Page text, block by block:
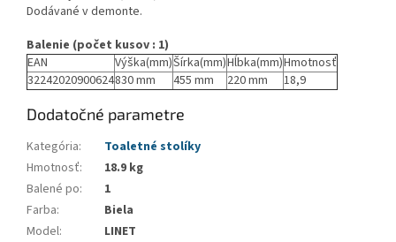
Dodávané v demonte.
Balenie (počet kusov : 1)
EAN
Výška(mm)Šírka(mm)Hĺbka(mm)Hmotnosť
32242020900624830 mm 455 mm 220 mm 18,9
Dodatočné parametre
Kategória:
Toaletné stolíky
Hmotnosť:
18.9 kg
Balené po:
1
Farba:
Biela
Model:
LINET